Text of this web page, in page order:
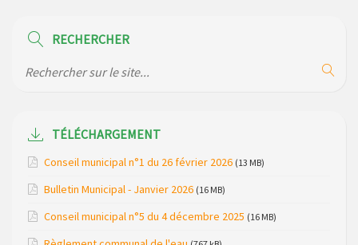
de la gendarmerie
Maison des services de Ruynes en Margeride – programme
du mois de avril 2026
bungalows bois, ses chalets et sa piscine
Réunion d’installation du nouveau conseil municipal à
Loubaresse le vendredi 20 mars 2026
Campagne de collecte des plastiques agricoles le 22 avril
RECHERCHER
TÉLÉCHARGEMENT
Conseil municipal n°1 du 26 février 2026 (13 MB)
Bulletin Municipal - Janvier 2026 (16 MB)
Conseil municipal n°5 du 4 décembre 2025 (16 MB)